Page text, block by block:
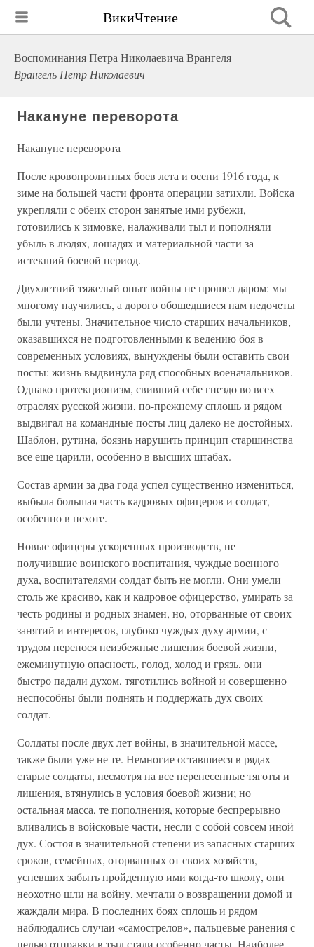
ВикиЧтение
Воспоминания Петра Николаевича Врангеля
Врангель Петр Николаевич
Накануне переворота
Накануне переворота
После кровопролитных боев лета и осени 1916 года, к
зиме на большей части фронта операции затихли. Войска
укрепляли с обеих сторон занятые ими рубежи,
готовились к зимовке, налаживали тыл и пополняли
убыль в людях, лошадях и материальной части за
истекший боевой период.
Двухлетний тяжелый опыт войны не прошел даром: мы
многому научились, а дорого обошедшиеся нам недочеты
были учтены. Значительное число старших начальников,
оказавшихся не подготовленными к ведению боя в
современных условиях, вынуждены были оставить свои
посты: жизнь выдвинула ряд способных военачальников.
Однако протекционизм, свивший себе гнездо во всех
отраслях русской жизни, по-прежнему сплошь и рядом
выдвигал на командные посты лиц далеко не достойных.
Шаблон, рутина, боязнь нарушить принцип старшинства
все еще царили, особенно в высших штабах.
Состав армии за два года успел существенно измениться,
выбыла большая часть кадровых офицеров и солдат,
особенно в пехоте.
Новые офицеры ускоренных производств, не
получившие воинского воспитания, чуждые военного
духа, воспитателями солдат быть не могли. Они умели
столь же красиво, как и кадровое офицерство, умирать за
честь родины и родных знамен, но, оторванные от своих
занятий и интересов, глубоко чуждых духу армии, с
трудом перенося неизбежные лишения боевой жизни,
ежеминутную опасность, голод, холод и грязь, они
быстро падали духом, тяготились войной и совершенно
неспособны были поднять и поддержать дух своих
солдат.
Солдаты после двух лет войны, в значительной массе,
также были уже не те. Немногие оставшиеся в рядах
старые солдаты, несмотря на все перенесенные тяготы и
лишения, втянулись в условия боевой жизни; но
остальная масса, те пополнения, которые беспрерывно
вливались в войсковые части, несли с собой совсем иной
дух. Состоя в значительной степени из запасных старших
сроков, семейных, оторванных от своих хозяйств,
успевших забыть пройденную ими когда-то школу, они
неохотно шли на войну, мечтали о возвращении домой и
жаждали мира. В последних боях сплошь и рядом
наблюдались случаи «самострелов», пальцевые ранения с
целью отправки в тыл стали особенно часты. Наиболее